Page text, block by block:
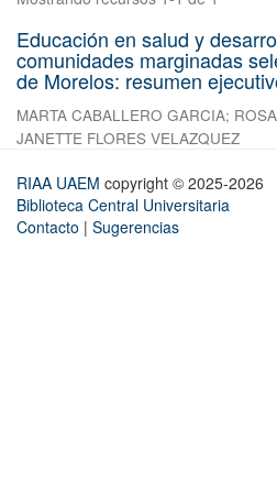
Educación en salud y
comunidades marginadas
de Morelos: resumen
MARTA CABALLERO GARCIA;
JANETTE FLORES VELAZQUEZ
RIAA UAEM copyright © 2025-2026
Biblioteca Central Universitaria
Contacto | Sugerencias